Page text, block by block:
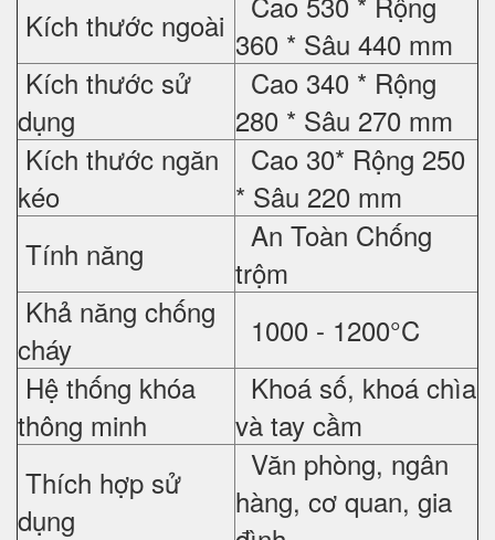
Kích thước ngoài 360 * Sâu 440 mm
Kích thước sử
dụng
Cao 340 * Rộng
280 * Sâu 270 mm
Kích thước ngăn
kéo
Cao 30* Rộng 250
* Sâu 220 mm
Tính năng
An Toàn Chống
trộm
Khả năng chống
cháy
1000 - 1200°C
Hệ thống khóa
thông minh
Khoá số, khoá chìa
và tay cầm
Thích hợp sử
dụng
Văn phòng, ngân
hàng, cơ quan, gia